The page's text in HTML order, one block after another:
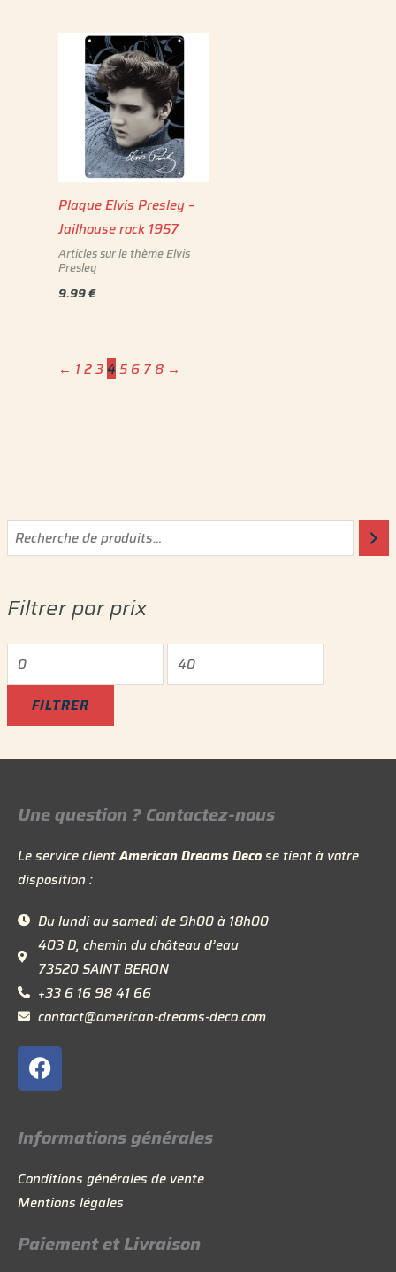
Filtrer par prix
r
x
n
r
x
FILTRER
Plaque Elvis Presley –
Jailhouse rock 1957
Articles sur le thème Elvis
Presley
9.99€
← 1234 5 6 78 →
Une question ? Contactez-nous
Le service clientAmerican Dreams Decose tient à votre
disposition :
Du lundi au samedi de 9h00 à 18h00
403 D, chemin du château d’eau
73520 SAINT BERON
+33 6 16 98 41 66
contact@american-dreams-deco.com
F
a
c
e
b
o
o
k
Informations générales
Conditions générales de vente
Mentions légales
Paiement et Livraison